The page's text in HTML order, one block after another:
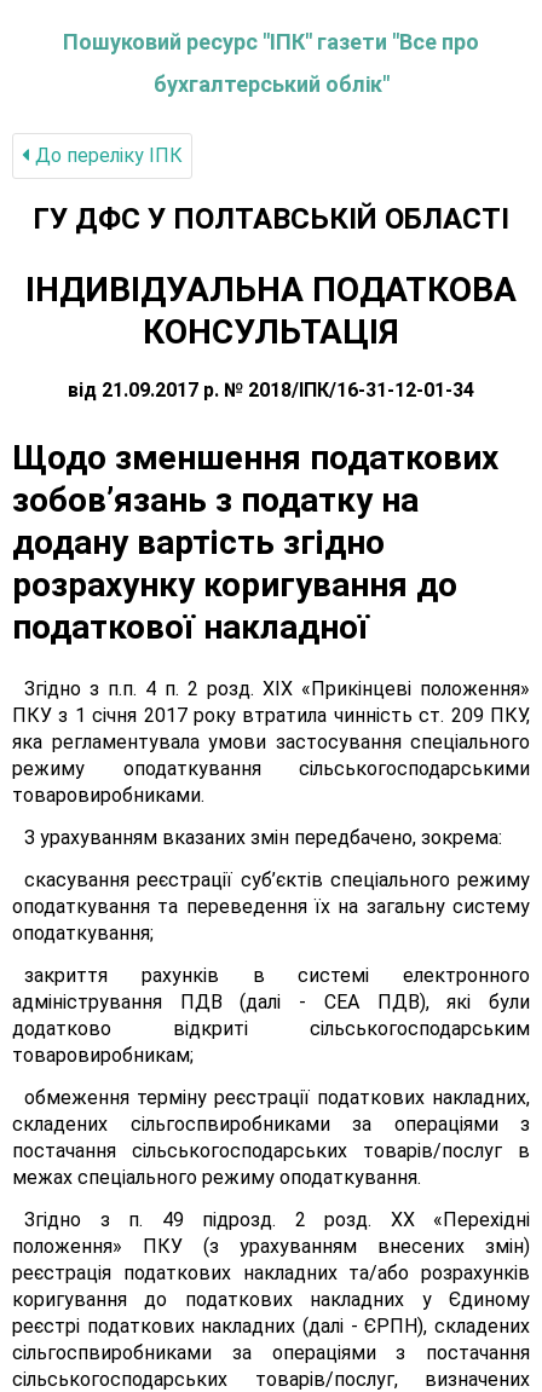
Пошуковий ресурс "ІПК" газети "Все про
бухгалтерський облік"
До переліку IПК
ГУ ДФС У ПОЛТАВСЬКIЙ ОБЛАСТI
ІНДИВІДУАЛЬНА ПОДАТКОВА
КОНСУЛЬТАЦІЯ
від 21.09.2017 р. № 2018/ІПК/16-31-12-01-34
Щодо зменшення податкових
зобов’язань з податку на
додану вартість згідно
розрахунку коригування до
податкової накладної
Згідно з п.п. 4 п. 2 розд. XIX «Прикінцеві положення»
ПКУ з 1 січня 2017 року втратила чинність ст. 209 ПКУ,
яка регламентувала умови застосування спеціального
режиму оподаткування сільськогосподарськими
товаровиробниками.
З урахуванням вказаних змін передбачено, зокрема:
скасування реєстрації суб’єктів спеціального режиму
оподаткування та переведення їх на загальну систему
оподаткування;
закриття рахунків в системі електронного
адміністрування ПДВ (далі - СЕА ПДВ), які були
додатково відкриті сільськогосподарським
товаровиробникам;
обмеження терміну реєстрації податкових накладних,
складених сільгоспвиробниками за операціями з
постачання сільськогосподарських товарів/послуг в
межах спеціального режиму оподаткування.
Згідно з п. 49 підрозд. 2 розд. XX «Перехідні
положення» ПКУ (з урахуванням внесених змін)
реєстрація податкових накладних та/або розрахунків
коригування до податкових накладних у Єдиному
реєстрі податкових накладних (далі - ЄРПН), складених
сільгоспвиробниками за операціями з постачання
сільськогосподарських товарів/послуг, визначених